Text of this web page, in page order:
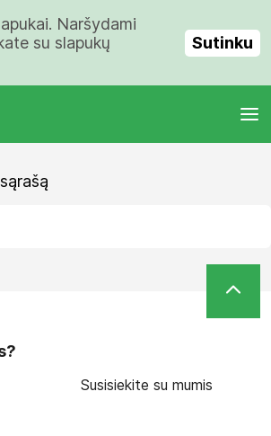
Naršydami
su slapukų
Sutinku
Susisiekite su mumis